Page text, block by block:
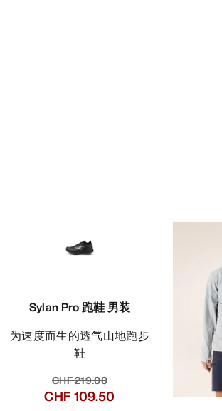
Sylan Pro 跑鞋 男装
为速度而生的透气山地跑步
鞋
CHF 219.00
CHF 109.50